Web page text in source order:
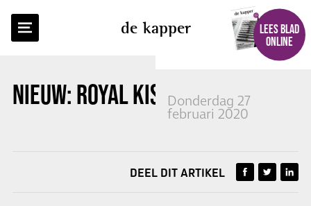
de kapper
LEES BLAD
ONLINE
NIEUW: ROYAL KIS GLAMSHINE
Donderdag 27
februari 2020
TERUG NAAR OVERZICHT
DEEL DIT ARTIKEL